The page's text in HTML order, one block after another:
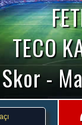
TECO
-